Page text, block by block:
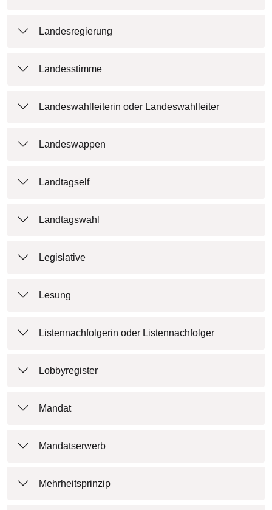
Landesregierung
Landesstimme
Landeswahlleiterin oder Landeswahlleiter
Landeswappen
Landtagself
Landtagswahl
Legislative
Lesung
Listennachfolgerin oder Listennachfolger
Lobbyregister
Mandat
Mandatserwerb
Mehrheitsprinzip